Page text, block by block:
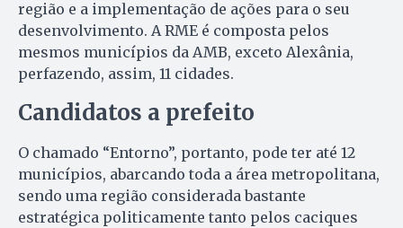
região e a implementação de ações para o seu
desenvolvimento. A RME é composta pelos
mesmos municípios da AMB, exceto Alexânia,
perfazendo, assim, 11 cidades.
Candidatos a prefeito
O chamado “Entorno”, portanto, pode ter até 12
municípios, abarcando toda a área metropolitana,
sendo uma região considerada bastante
estratégica politicamente tanto pelos caciques